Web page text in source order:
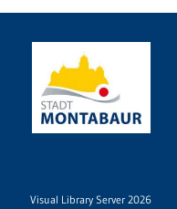
Visual Library Server 2026